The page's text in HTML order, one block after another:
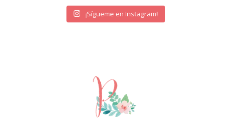
¡Sígueme en Instagram!